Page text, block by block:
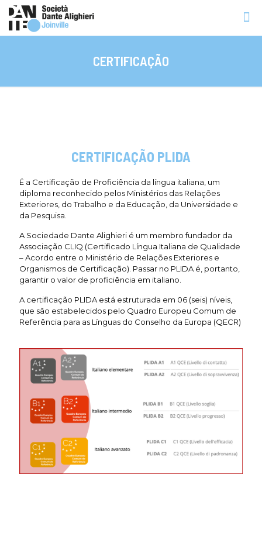
CERTIFICAÇÃO
CERTIFICAÇÃO PLIDA
É a Certificação de Proficiência da língua italiana, um
diploma reconhecido pelos Ministérios das Relações
Exteriores, do Trabalho e da Educação, da Universidade e
da Pesquisa.
A Sociedade Dante Alighieri é um membro fundador da
Associação CLIQ (Certificado Língua Italiana de Qualidade
– Acordo entre o Ministério de Relações Exteriores e
Organismos de Certificação). Passar no PLIDA é, portanto,
garantir o valor de proficiência em italiano.
A certificação PLIDA está estruturada em 06 (seis) níveis,
que são estabelecidos pelo Quadro Europeu Comum de
Referência para as Línguas do Conselho da Europa (QECR)